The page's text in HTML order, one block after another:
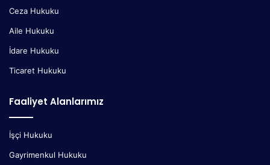
Ceza Hukuku
Aile Hukuku
İdare Hukuku
Ticaret Hukuku
Faaliyet Alanlarımız
İşçi Hukuku
Gayrimenkul Hukuku